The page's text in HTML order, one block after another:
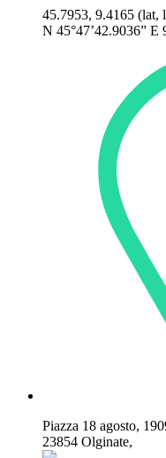
45.7953, 9.4165 (lat,
N 45°47’42.9036” E
Piazza 18 agosto,
23854 Olginate,